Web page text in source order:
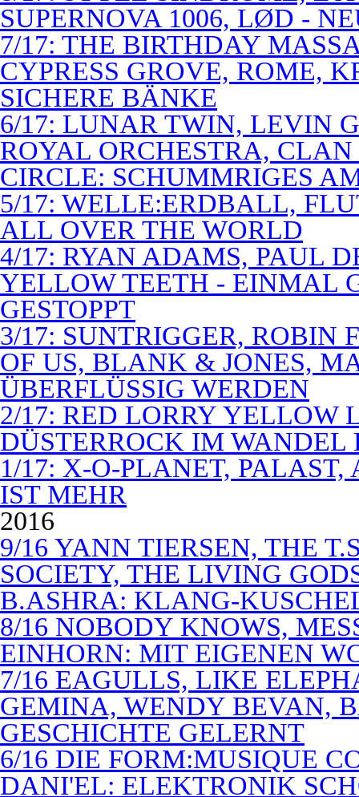
SUPERNOVA 1006, LØD -
7/17: THE BIRTHDAY
CYPRESS GROVE, ROME,
SICHERE BÄNKE
6/17: LUNAR TWIN, LEVIN
ROYAL ORCHESTRA,
CIRCLE: SCHUMMRIGES
5/17: WELLE:ERDBALL,
ALL OVER THE WORLD
4/17: RYAN ADAMS, PAUL
YELLOW TEETH - EINMAL
GESTOPPT
3/17: SUNTRIGGER, ROBIN
OF US, BLANK & JONES,
ÜBERFLÜSSIG WERDEN
2/17: RED LORRY YELLOW
DÜSTERROCK IM WANDEL
1/17: X-O-PLANET,
IST MEHR
2016
9/16 YANN TIERSEN, THE
SOCIETY, THE LIVING
B.ASHRA: KLANG-
8/16 NOBODY KNOWS,
EINHORN: MIT EIGENEN
7/16 EAGULLS, LIKE
GEMINA, WENDY BEVAN,
GESCHICHTE GELERNT
6/16 DIE FORM:MUSIQUE
DANI'EL: ELEKTRONIK